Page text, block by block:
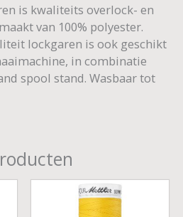
is kwaliteits overlock- en
van 100% polyester.
lockgaren is ook geschikt
in combinatie
spool stand. Wasbaar tot